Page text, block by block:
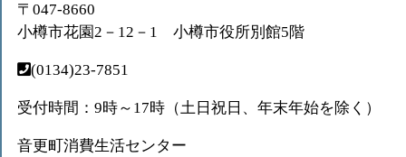
〒047-8660
小樽市花園2－12－1 小樽市役所別館5階
(0134)23-7851
受付時間：9時～17時（土日祝日、年末年始を除く）
音更町消費生活センター